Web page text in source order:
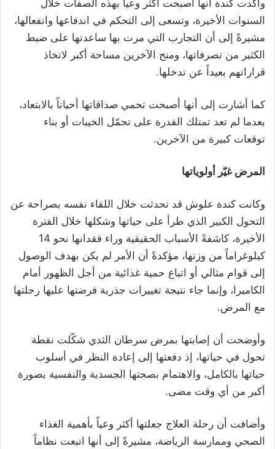
وأكدت كندة أنها أصبحت أكثر وعياً بهذه الصفات خلال
السنوات الأخيرة، وتسعى إلى التحكم في اندفاعها وانفعالها،
مشيرةً إلى أن التجارب التي مرت بها ساعدتها على ضبط
الكثير من تصرفاتها، ومنح الآخرين مساحة أكبر لاتخاذ
قراراتهم بعيداً عن تدخلها.
كما أشارت إلى أنها أصبحت تحمي صداقاتها أحياناً بالابتعاد،
بعدما لم تعد تمتلك القدرة على تحمّل الخيبات أو بناء
توقعات كبيرة من الآخرين.
المرض غيّر أولوياتها
وكانت كندة علوش قد تحدثت خلال اللقاء نفسه بصراحة عن
التحول الكبير الذي طرأ على حياتها وشكلها خلال الفترة
الأخيرة، كاشفةً الأسباب الحقيقية وراء فقدانها نحو 14
كيلوغراماً من وزنها، مؤكدةً أن الأمر لم يكن بهدف الوصول
إلى قوام مثالي أو اتباع حمية غذائية من أجل الظهور أمام
الكاميرا، وإنما جاء نتيجة تغييرات جذرية فرضتها عليها رحلتها
مع المرض.
وأوضحت أن إصابتها بمرض سرطان الثدي شكّلت نقطة
تحول في حياتها، إذ دفعتها إلى إعادة النظر في أسلوب
حياتها بالكامل، والاهتمام بصحتها الجسدية والنفسية بصورة
أكبر من أي وقت مضى.
وأضافت أن رحلة العلاج جعلتها أكثر وعياً بأهمية الغذاء
الصحي وممارسة الرياضة، مشيرةً إلى أنها اتبعت نظاماً